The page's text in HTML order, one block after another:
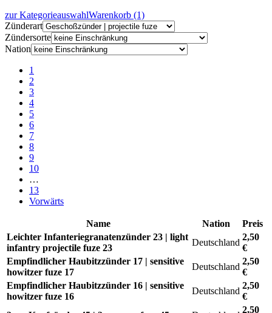
zur KategorieauswahlWarenkorb (1)
Zünderart
Zündersorte
Nation
1
2
3
4
5
6
7
8
9
10
…
13
Vorwärts
Name Nation
Preis
Leichter Infanteriegranatenzünder 23 | light
infantry projectile fuze 23
Deutschland
2,50
€
Empfindlicher Haubitzzünder 17 | sensitive
howitzer fuze 17
Deutschland
2,50
€
Empfindlicher Haubitzzünder 16 | sensitive
howitzer fuze 16
Deutschland
2,50
€
2,50